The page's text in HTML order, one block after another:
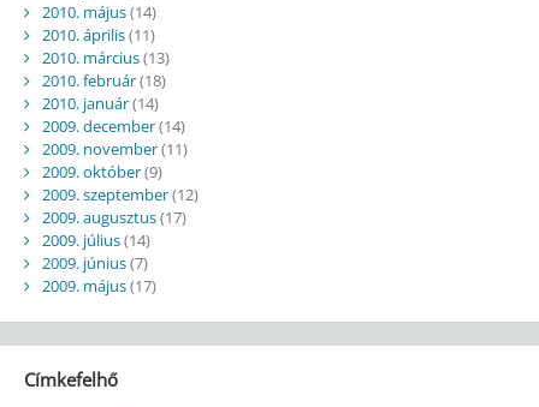
2010. május(14)
2010. április(11)
2010. március(13)
2010. február(18)
2010. január(14)
2009. december(14)
2009. november(11)
2009. október(9)
2009. szeptember(12)
2009. augusztus(17)
2009. július(14)
2009. június(7)
2009. május(17)
Címkefelhő